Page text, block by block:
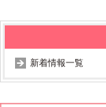
新着情報一覧